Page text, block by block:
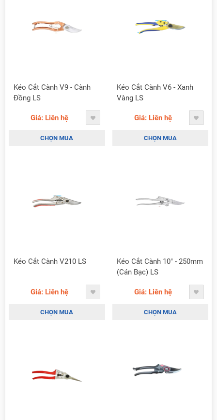
Kéo Cắt Cành V9 - Cành
Đồng LS
Giá: Liên hệ
CHỌN MUA
Kéo Cắt Cành V6 - Xanh
Vàng LS
Giá: Liên hệ
CHỌN MUA
Kéo Cắt Cành V210 LS
Giá: Liên hệ
CHỌN MUA
Kéo Cắt Cành 10" - 250mm
(Cán Bạc) LS
Giá: Liên hệ
CHỌN MUA